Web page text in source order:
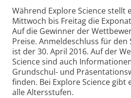
Während Explore Science stellt
Mittwoch bis Freitag die
Auf die Gewinner der
Preise. Anmeldeschluss für
ist der 30. April 2016. Auf der
Science sind auch
Grundschul- und
finden. Bei Explore Science
alle Alters­stufen.